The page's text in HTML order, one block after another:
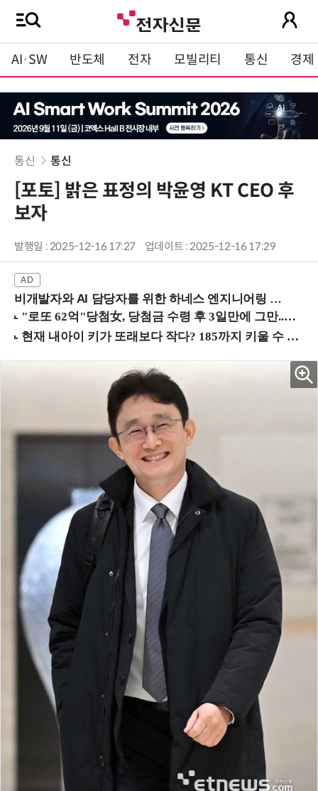
AI·SW 반도체 전자 모빌리티 통신 경제
통신 통신
[포토] 밝은 표정의 박윤영 KT CEO 후
보자
발행일 : 2025-12-16 17:27 업데이트 : 2025-12-16 17:29
비개발자와 AI 담당자를 위한 하네스 엔지니어링 입문과정 (8/20 신논현역)